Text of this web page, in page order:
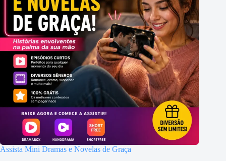
Assista Mini Dramas e Novelas de Graça